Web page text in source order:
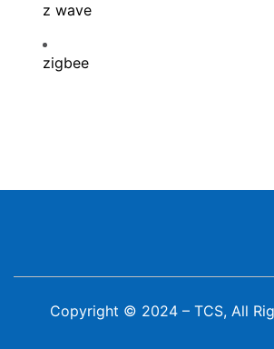
z wave
zigbee
Copyright © 2024 – TCS, All